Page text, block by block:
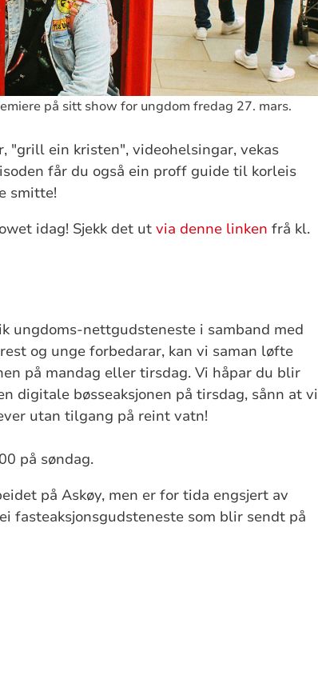
på sitt show for ungdom fredag 27. mars.
"grill ein kristen", videohelsingar, vekas
får du også ein proff guide til korleis
smitte!
idag! Sjekk det ut via denne linken frå kl.
ungdoms-nettgudsteneste i samband med
og unge forbedarar, kan vi saman løfte
på mandag eller tirsdag. Vi håpar du blir
digitale bøsseaksjonen på tirsdag, sånn at vi
utan tilgang på reint vatn!
på søndag.
på Askøy, men er for tida engsjert av
fasteaksjonsgudsteneste som blir sendt på